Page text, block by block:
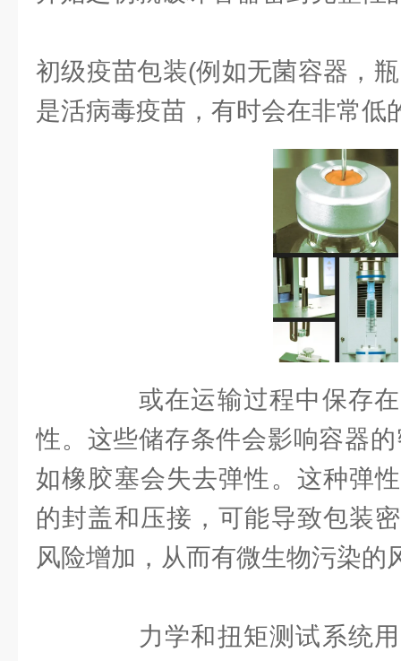
初级疫苗包装(例如无菌容器，
是活病毒疫苗，有时会在非常低
或在运输过程中保存在
性。这些储存条件会影响容器
如橡胶塞会失去弹性。这种弹
的封盖和压接，可能导致包装
风险增加，从而有微生物污染的
力学和扭矩测试系统用